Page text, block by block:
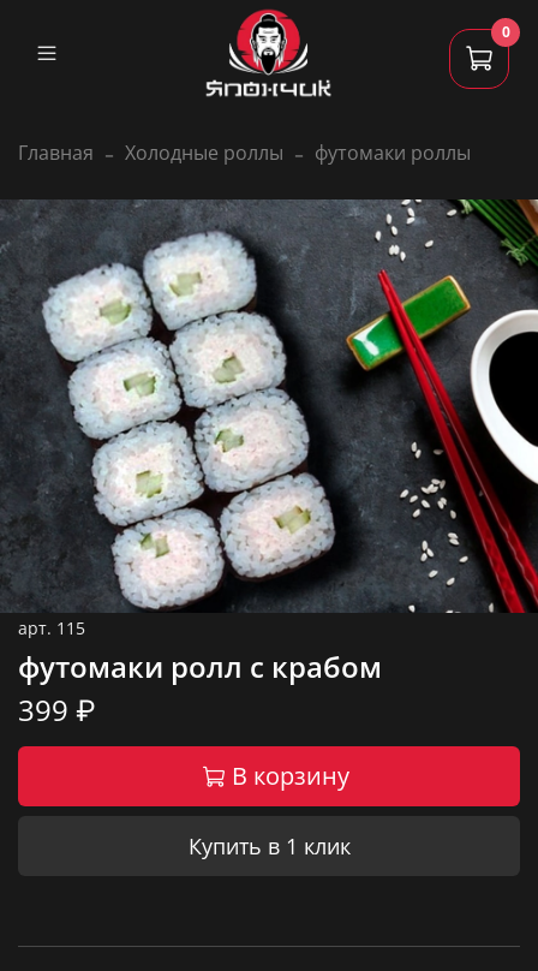
Главная Холодные роллы футомаки роллы
арт. 115
футомаки ролл с крабом
399 ₽
В корзину
Купить в 1 клик
0